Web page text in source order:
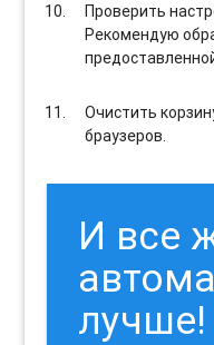
Проверить
Рекомендую
Очистить
браузеров.
И все
лучше!